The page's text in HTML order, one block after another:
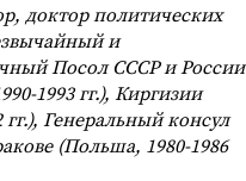
доктор политических
и
Посол СССР и России
1993 гг.), Киргизии
гг.), Генеральный консул
(Польша, 1980-1986